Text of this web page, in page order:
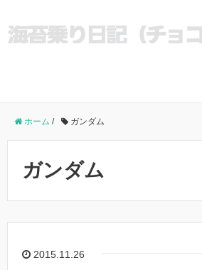
ホーム / ガンダム
ガンダム
2015.11.26